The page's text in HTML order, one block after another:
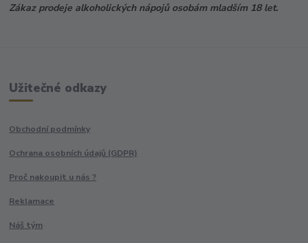
Zákaz prodeje alkoholických nápojů osobám mladším 18 let.
Užitečné odkazy
Obchodní podmínky
Ochrana osobních údajů (GDPR)
Proč nakoupit u nás ?
Reklamace
Náš tým